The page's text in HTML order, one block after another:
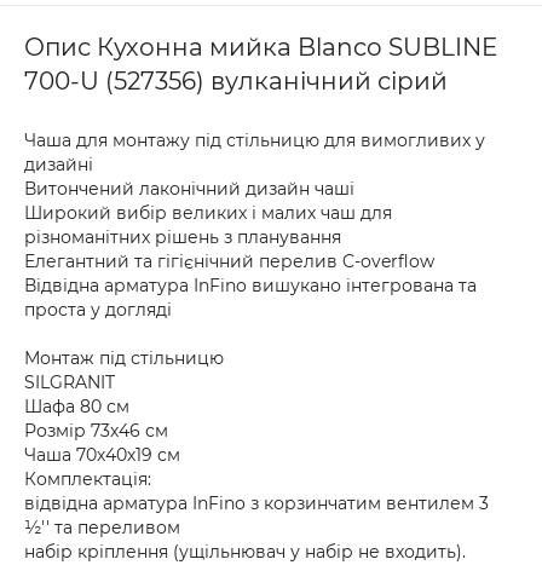
Опис Кухонна мийка Blanco SUBLINE
700-U (527356) вулканічний сірий
Чаша для монтажу під стільницю для вимогливих у
дизайні
Витончений лаконічний дизайн чаші
Широкий вибір великих і малих чаш для
різноманітних рішень з планування
Елегантний та гігієнічний перелив C-overflow
Відвідна арматура InFino вишукано інтегрована та
проста у догляді
Монтаж під стільницю
SILGRANIT
Шафа 80 см
Розмір 73х46 см
Чаша 70х40х19 см
Комплектація:
відвідна арматура InFino з корзинчатим вентилем 3
½'' та переливом
набір кріплення (ущільнювач у набір не входить).